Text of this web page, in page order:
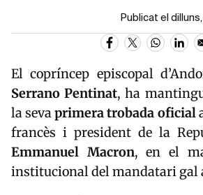
Publicat el
El copríncep episcopal
Serrano Pentinat, ha
la sevaprimera trobada oficial
francès i president de la
Emmanuel Macron, en el
institucional del mandatari gal